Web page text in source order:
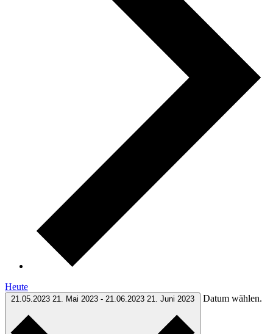
Heute
21.05.2023 21. Mai 2023 - 21.06.2023 21. Juni 2023 Datum wählen.